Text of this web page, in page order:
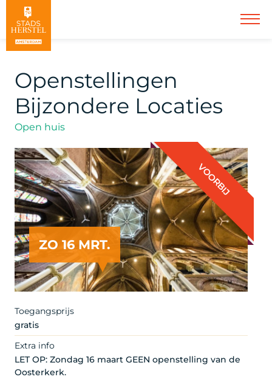
Openstellingen
Bijzondere Locaties
Open huis
ZO 16 MRT.
VOORBIJ
Toegangsprijs
gratis
Extra info
LET OP: Zondag 16 maart GEEN openstelling van de
Oosterkerk.